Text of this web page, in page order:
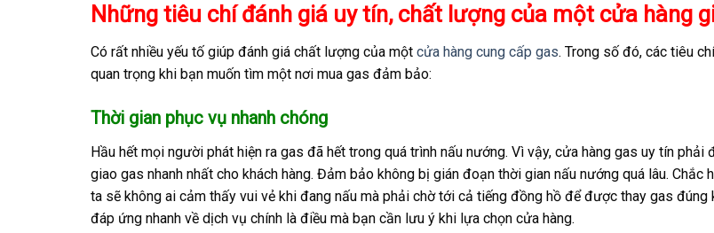
Những tiêu chí đánh giá uy tín, chất lượng của một cửa hàng
Có rất nhiều yếu tố giúp đánh giá chất lượng của một cửa hàng cung cấp gas. Trong số đó, các tiêu
quan trọng khi bạn muốn tìm một nơi mua gas đảm bảo:
Thời gian phục vụ nhanh chóng
Hầu hết mọi người phát hiện ra gas đã hết trong quá trình nấu nướng. Vì vậy, cửa hàng gas uy tín phải
giao gas nhanh nhất cho khách hàng. Đảm bảo không bị gián đoạn thời gian nấu nướng quá lâu. Chắc
ta sẽ không ai cảm thấy vui vẻ khi đang nấu mà phải chờ tới cả tiếng đồng hồ để được thay gas đúng
đáp ứng nhanh về dịch vụ chính là điều mà bạn cần lưu ý khi lựa chọn cửa hàng.